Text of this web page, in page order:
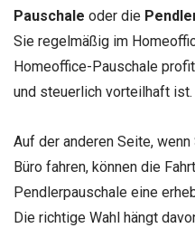
Pauschale oder die
Sie regelmäßig im
Homeoffice-Pauschale
und steuerlich vorteilhaft ist.
Auf der anderen Seite,
Büro fahren, können die
Pendlerpauschale eine
Die richtige Wahl hängt